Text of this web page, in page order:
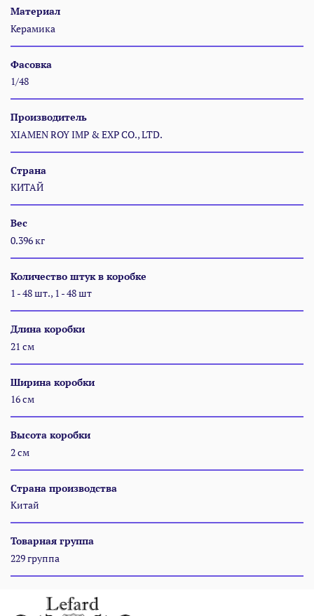
Материал
Керамика
Фасовка
1/48
Производитель
XIAMEN ROY IMP & EXP CO., LTD.
Страна
КИТАЙ
Вес
0.396 кг
Количество штук в коробке
1 - 48 шт., 1 - 48 шт
Длина коробки
21 см
Ширина коробки
16 см
Высота коробки
2 см
Страна производства
Китай
Товарная группа
229 группа